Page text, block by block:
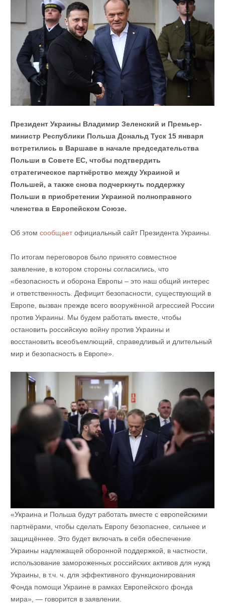
Президент Украины Владимир Зеленский и Премьер-
министр Республики Польша Дональд Туск 15 января
встретились в Варшаве в начале председательства
Польши в Совете ЕС, чтобы подтвердить
стратегическое партнёрство между Украиной и
Польшей, а также снова подчеркнуть поддержку
Польши в приобретении Украиной полноправного
членства в Европейском Союзе.
Об этом сообщаетофициальный сайт Президента Украины.
По итогам переговоров было принято совместное
заявление, в котором стороны согласились, что
«безопасность и оборона Европы – это наш общий интерес
и ответственность. Дефицит безопасности, существующий в
Европе, вызван прежде всего вооружённой агрессией России
против Украины. Мы будем работать вместе, чтобы
остановить российскую войну против Украины и
восстановить всеобъемлющий, справедливый и длительный
мир и безопасность в Европе».
«Украина и Польша будут работать вместе с европейскими
партнёрами, чтобы сделать Европу безопаснее, сильнее и
защищённее. Это будет включать в себя обеспечение
Украины надлежащей оборонной поддержкой, в частности,
использование замороженных российских активов для нужд
Украины, в т.ч. ч. для эффективного функционирования
Фонда помощи Украине в рамках Европейского фонда
мира», — говорится в заявлении.